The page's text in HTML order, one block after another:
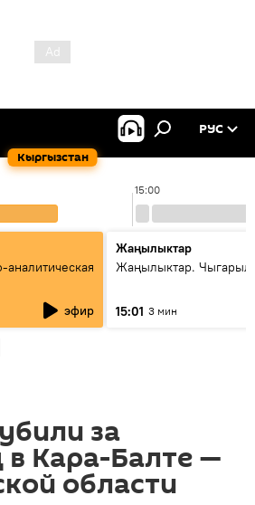
Кыргызстан
РУС
15:00
эфир
Жаңылыктар
Жаңылыктар.
15:01 3 мин
за
в Кара-Балте —
области